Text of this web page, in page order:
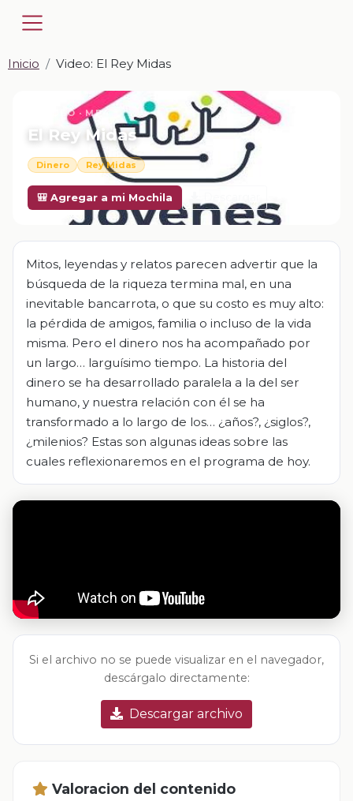
Inicio Video: El Rey Midas
📎 VIDEO · MP4
El Rey Midas
Dinero Rey Midas
🎒 Agregar a mi Mochila
Mitos, leyendas y relatos parecen advertir que la
búsqueda de la riqueza termina mal, en una
inevitable bancarrota, o que su costo es muy alto:
la pérdida de amigos, familia o incluso de la vida
misma. Pero el dinero nos ha acompañado por
un largo… larguísimo tiempo. La historia del
dinero se ha desarrollado paralela a la del ser
humano, y nuestra relación con él se ha
transformado a lo largo de los… ¿años?, ¿siglos?,
¿milenios? Estas son algunas ideas sobre las
cuales reflexionaremos en el programa de hoy.
Si el archivo no se puede visualizar en el navegador,
descárgalo directamente:
Descargar archivo
Valoracion del contenido